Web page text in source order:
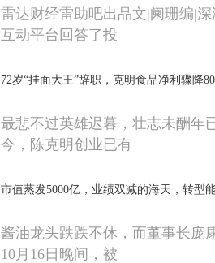
雷达财经雷助吧出品文|阑珊编|
互动平台回答了投
72岁“挂面大王”辞职，克明食品净利骤降
最悲不过英雄迟暮，壮志未酬年
今，陈克明创业已有
市值蒸发5000亿，业绩双减的海天，转型
酱油龙头跌跌不休，而董事长庞
10月16日晚间，被